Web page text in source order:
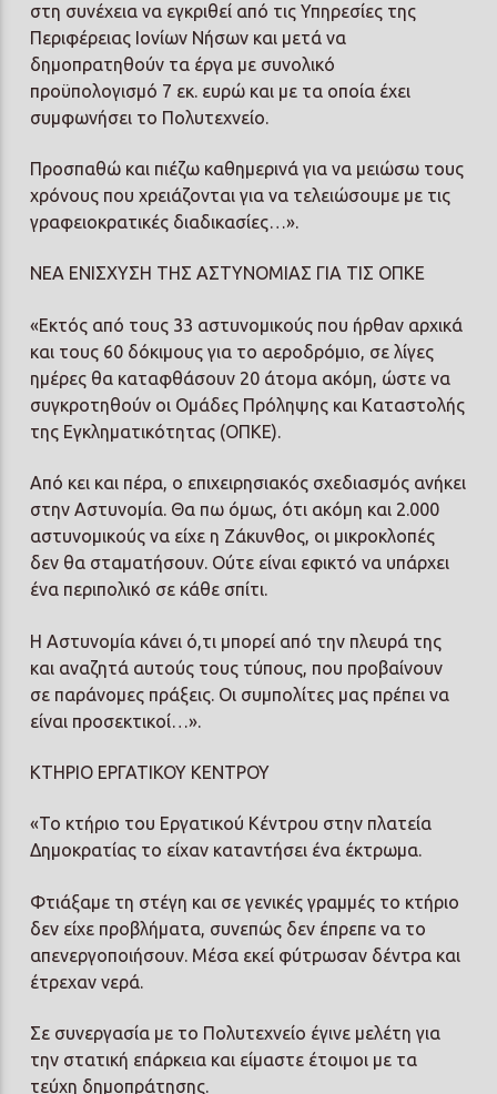
στη συνέχεια να εγκριθεί από τις Υπηρεσίες της
Περιφέρειας Ιονίων Νήσων και μετά να
δημοπρατηθούν τα έργα με συνολικό
προϋπολογισμό 7 εκ. ευρώ και με τα οποία έχει
συμφωνήσει το Πολυτεχνείο.
Προσπαθώ και πιέζω καθημερινά για να μειώσω τους
χρόνους που χρειάζονται για να τελειώσουμε με τις
γραφειοκρατικές διαδικασίες…».
ΝΕΑ ΕΝΙΣΧΥΣΗ ΤΗΣ ΑΣΤΥΝΟΜΙΑΣ ΓΙΑ ΤΙΣ ΟΠΚΕ
«Εκτός από τους 33 αστυνομικούς που ήρθαν αρχικά
και τους 60 δόκιμους για το αεροδρόμιο, σε λίγες
ημέρες θα καταφθάσουν 20 άτομα ακόμη, ώστε να
συγκροτηθούν οι Ομάδες Πρόληψης και Καταστολής
της Εγκληματικότητας (ΟΠΚΕ).
Από κει και πέρα, ο επιχειρησιακός σχεδιασμός ανήκει
στην Αστυνομία. Θα πω όμως, ότι ακόμη και 2.000
αστυνομικούς να είχε η Ζάκυνθος, οι μικροκλοπές
δεν θα σταματήσουν. Ούτε είναι εφικτό να υπάρχει
ένα περιπολικό σε κάθε σπίτι.
Η Αστυνομία κάνει ό,τι μπορεί από την πλευρά της
και αναζητά αυτούς τους τύπους, που προβαίνουν
σε παράνομες πράξεις. Οι συμπολίτες μας πρέπει να
είναι προσεκτικοί…».
ΚΤΗΡΙΟ ΕΡΓΑΤΙΚΟΥ ΚΕΝΤΡΟΥ
«Το κτήριο του Εργατικού Κέντρου στην πλατεία
Δημοκρατίας το είχαν καταντήσει ένα έκτρωμα.
Φτιάξαμε τη στέγη και σε γενικές γραμμές το κτήριο
δεν είχε προβλήματα, συνεπώς δεν έπρεπε να το
απενεργοποιήσουν. Μέσα εκεί φύτρωσαν δέντρα και
έτρεχαν νερά.
Σε συνεργασία με το Πολυτεχνείο έγινε μελέτη για
την στατική επάρκεια και είμαστε έτοιμοι με τα
τεύχη δημοπράτησης.